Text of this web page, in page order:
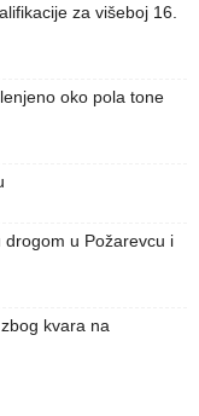
za višeboj 16.
oko pola tone
u Požarevcu i
kvara na